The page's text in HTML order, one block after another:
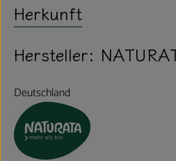
Herkunft
Hersteller:
Deutschland